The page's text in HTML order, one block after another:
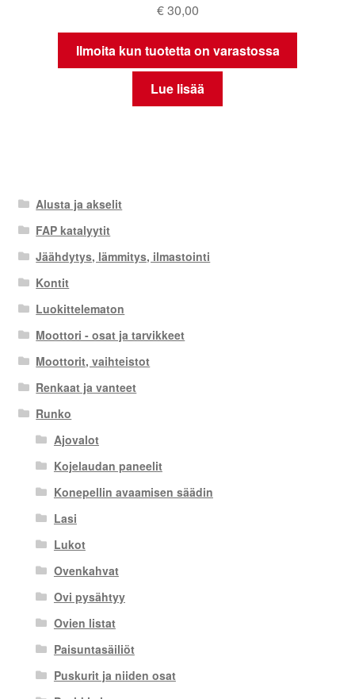
€30,00
Ilmoita kun tuotetta on varastossa
Lue lisää
Alusta ja akselit
FAP katalyytit
Jäähdytys, lämmitys, ilmastointi
Kontit
Luokittelematon
Moottori - osat ja tarvikkeet
Moottorit, vaihteistot
Renkaat ja vanteet
Runko
Ajovalot
Kojelaudan paneelit
Konepellin avaamisen säädin
Lasi
Lukot
Ovenkahvat
Ovi pysähtyy
Ovien listat
Paisuntasäiliöt
Puskurit ja niiden osat